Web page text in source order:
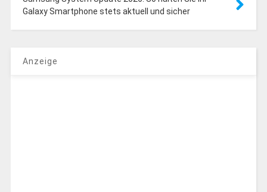
Galaxy Smartphone stets aktuell und sicher
Anzeige